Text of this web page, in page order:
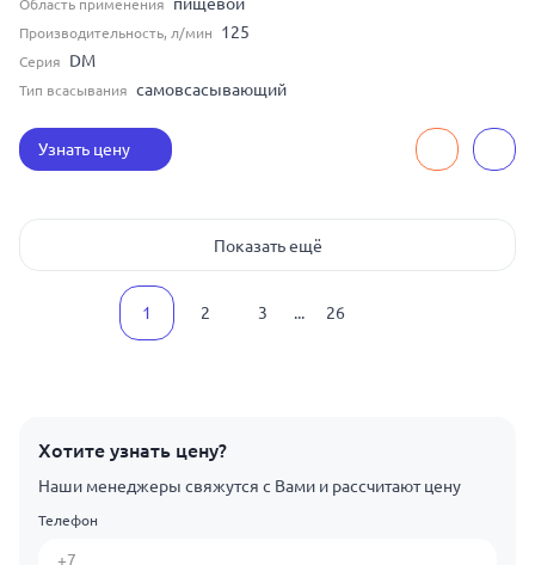
Область применения
Производительность, л/мин 125
Серия DM
Тип всасывания самовсасывающий
Узнать цену
Показать ещё
1 2 3 ... 26
Хотите узнать цену?
Наши менеджеры свяжутся с Вами и рассчитают цену
Телефон